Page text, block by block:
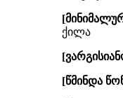
ქილა
[წმინდა